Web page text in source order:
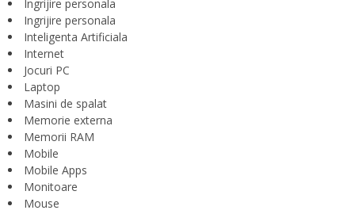
Ingrijire personala
Ingrijire personala
Inteligenta Artificiala
Internet
Jocuri PC
Laptop
Masini de spalat
Memorie externa
Memorii RAM
Mobile
Mobile Apps
Monitoare
Mouse